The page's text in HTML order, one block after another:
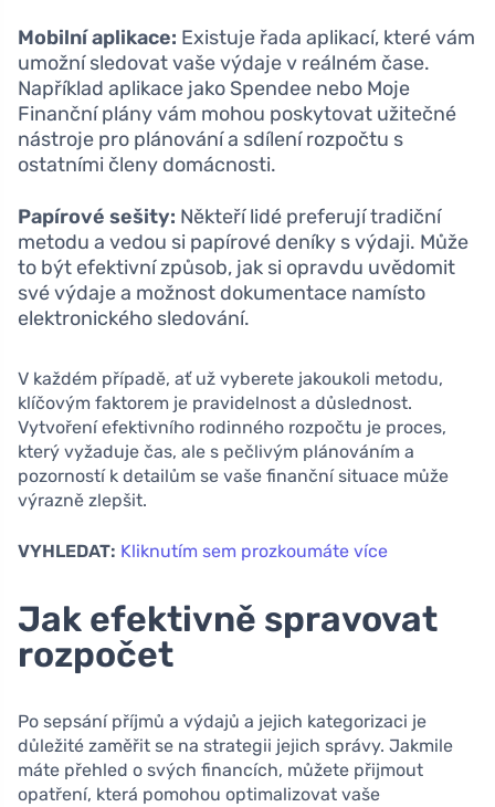
Mobilní aplikace: Existuje řada aplikací, které vám
umožní sledovat vaše výdaje v reálném čase.
Například aplikace jako Spendee nebo Moje
Finanční plány vám mohou poskytovat užitečné
nástroje pro plánování a sdílení rozpočtu s
ostatními členy domácnosti.
Papírové sešity: Někteří lidé preferují tradiční
metodu a vedou si papírové deníky s výdaji. Může
to být efektivní způsob, jak si opravdu uvědomit
své výdaje a možnost dokumentace namísto
elektronického sledování.
V každém případě, ať už vyberete jakoukoli metodu,
klíčovým faktorem je pravidelnost a důslednost.
Vytvoření efektivního rodinného rozpočtu je proces,
který vyžaduje čas, ale s pečlivým plánováním a
pozorností k detailům se vaše finanční situace může
výrazně zlepšit.
VYHLEDAT: Kliknutím sem prozkoumáte více
Jak efektivně spravovat
rozpočet
Po sepsání příjmů a výdajů a jejich kategorizaci je
důležité zaměřit se na strategii jejich správy. Jakmile
máte přehled o svých financích, můžete přijmout
opatření, která pomohou optimalizovat vaše